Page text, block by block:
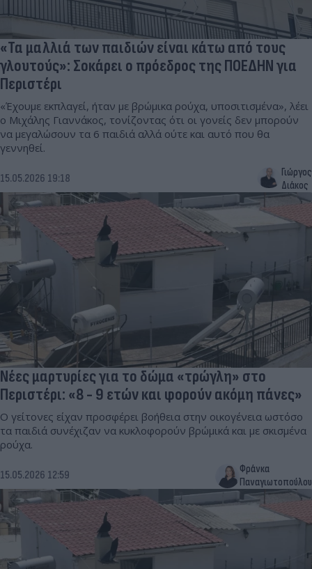
«Τα μαλλιά των παιδιών είναι κάτω από τους
γλουτούς»: Σοκάρει ο πρόεδρος της ΠΟΕΔΗΝ για
Περιστέρι
«Έχουμε εκπλαγεί, ήταν με βρώμικα ρούχα, υποσιτισμένα», λέει
ο Μιχάλης Γιαννάκος, τονίζοντας ότι οι γονείς δεν μπορούν
να μεγαλώσουν τα 6 παιδιά αλλά ούτε και αυτό που θα
γεννηθεί.
15.05.2026 19:18
Γιώργος
Διάκος
Νέες μαρτυρίες για το δώμα «τρώγλη» στο
Περιστέρι: «8 - 9 ετών και φορούν ακόμη πάνες»
Ο γείτονες είχαν προσφέρει βοήθεια στην οικογένεια ωστόσο
τα παιδιά συνέχιζαν να κυκλοφορούν βρώμικά και με σκισμένα
ρούχα.
15.05.2026 12:59
Φράνκα
Παναγιωτοπούλου